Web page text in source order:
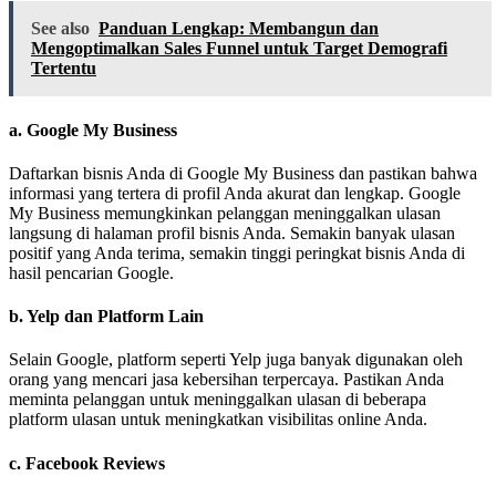
See also Panduan Lengkap: Membangun dan
Mengoptimalkan Sales Funnel untuk Target Demografi
Tertentu
a. Google My Business
Daftarkan bisnis Anda di Google My Business dan pastikan bahwa
informasi yang tertera di profil Anda akurat dan lengkap. Google
My Business memungkinkan pelanggan meninggalkan ulasan
langsung di halaman profil bisnis Anda. Semakin banyak ulasan
positif yang Anda terima, semakin tinggi peringkat bisnis Anda di
hasil pencarian Google.
b.Yelp dan Platform Lain
Selain Google, platform seperti Yelp juga banyak digunakan oleh
orang yang mencari jasa kebersihan terpercaya. Pastikan Anda
meminta pelanggan untuk meninggalkan ulasan di beberapa
platform ulasan untuk meningkatkan visibilitas online Anda.
c. Facebook Reviews